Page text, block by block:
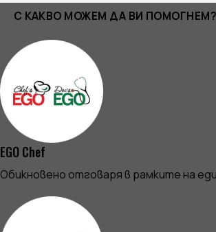
С КАКВО МОЖЕМ ДА ВИ ПОМОГНЕМ?
EGO Chef
Обикновено отговаря в рамките на